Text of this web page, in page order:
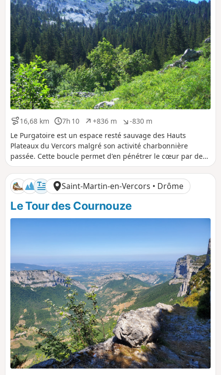
16,68 km
D
i
s
t
a
n
c
e
7h 10
D
u
r
é
e
+836 m
D
é
n
i
v
e
l
é
p
o
-830 m
D
é
n
i
v
e
l
é
n
é
Le Purgatoire est un espace resté sauvage des Hauts
Plateaux du Vercors malgré son activité charbonnière
passée. Cette boucle permet d'en pénétrer le cœur par des
sentes pas toujours faciles à suivre, un terrain souvent
accidenté, mais avec une vue du sommet des Roches
Rousses récompensant de l'effort.
Saint-Martin-en-Vercors • Drôme
Le Tour des Cournouze